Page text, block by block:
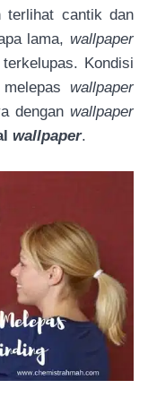
terlihat cantik dan
lama, wallpaper
Kondisi
wallpaper
dengan wallpaper
wallpaper.